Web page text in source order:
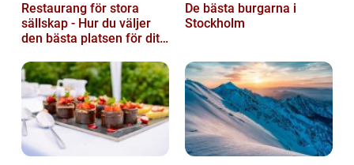
Restaurang för stora
sällskap - Hur du väljer
den bästa platsen för ditt
De bästa burgarna i
Stockholm